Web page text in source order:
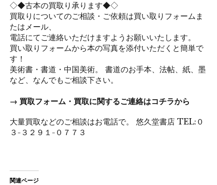
◇◆古本の買取り承ります◆◇
買取りについてのご相談・ご依頼は買い取りフォームま
たはメール、
電話にてご連絡いただけますようお願いいたします。
買い取りフォームから本の写真を添付いただくと簡単で
す！
美術書・書道・中国美術。 書道のお手本、法帖、紙、墨
など、なんでもご相談下さい。
→ 買取フォーム・買取に関するご連絡はコチラから
大量買取などのご相談はお電話で。 悠久堂書店 TEL:０
３-３２９１-０７７３
関連ページ